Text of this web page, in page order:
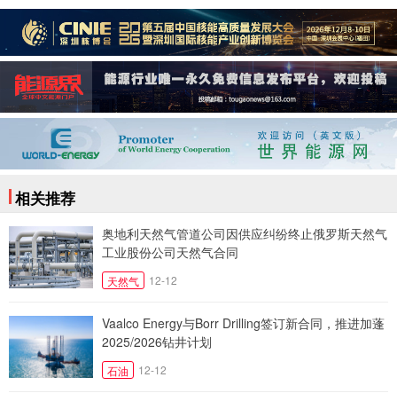
相关推荐
奥地利天然气管道公司因供应纠纷终止俄罗斯天然气
工业股份公司天然气合同
天然气 12-12
Vaalco Energy与Borr Drilling签订新合同，推进加蓬
2025/2026钻井计划
石油 12-12